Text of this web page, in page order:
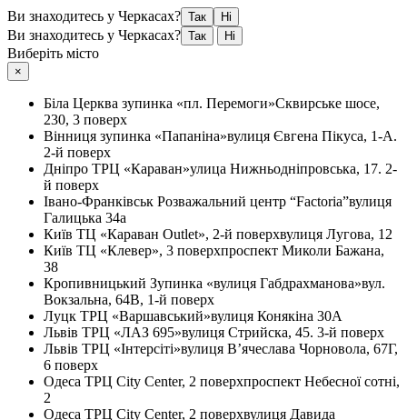
Ви знаходитесь у Черкасах? Так Ні
Ви знаходитесь у Черкасах? Так Ні
Виберіть місто
×
Біла Церква зупинка «пл. Перемоги»Сквирське шосе,
230, 3 поверх
Вінниця зупинка «Папаніна»вулиця Євгена Пікуса, 1-А.
2-й поверх
Дніпро ТРЦ «Караван»улица Нижньодніпровська, 17. 2-
й поверх
Івано-Франківськ Розважальний центр “Factoria”вулиця
Галицька 34а
Київ ТЦ «Караван Outlet», 2-й поверхвулиця Лугова, 12
Київ ТЦ «Клевер», 3 поверхпроспект Миколи Бажана,
38
Кропивницький Зупинка «вулиця Габдрахманова»вул.
Вокзальна, 64В, 1-й поверх
Луцк ТРЦ «Варшавський»вулиця Конякіна 30А
Львів ТРЦ «ЛАЗ 695»вулиця Стрийска, 45. 3-й поверх
Львів ТРЦ «Інтерсіті»вулиця В’ячеслава Чорновола, 67Г,
6 поверх
Одеса ТРЦ City Center, 2 поверхпроспект Небесної сотні,
2
Одеса ТРЦ City Center, 2 поверхвулиця Давида